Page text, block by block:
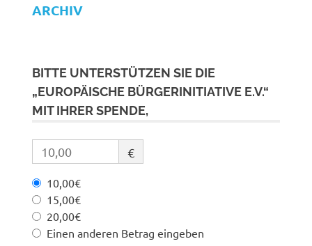
ARCHIV
BITTE UNTERSTÜTZEN SIE DIE
„EUROPÄISCHE BÜRGERINITIATIVE E.V.“
MIT IHRER SPENDE,
€
10,00€
15,00€
20,00€
Einen anderen Betrag eingeben